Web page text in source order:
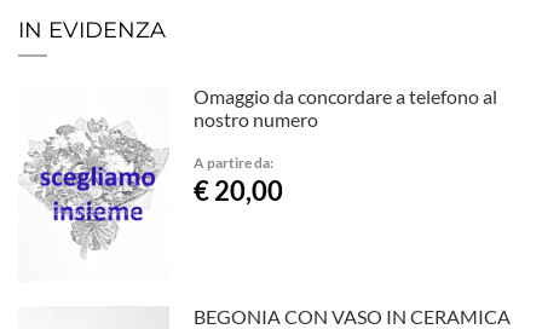
IN EVIDENZA
Omaggio da concordare a telefono al
nostro numero
A partire da:
€ 20,00
BEGONIA CON VASO IN CERAMICA